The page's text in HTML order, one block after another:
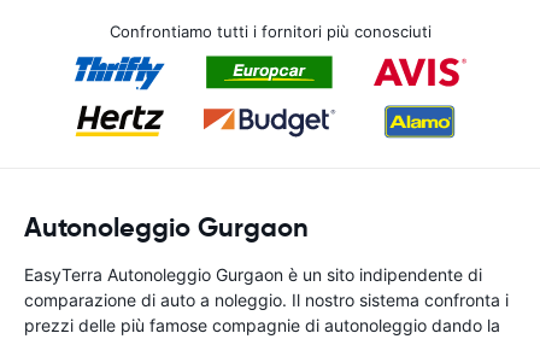
Confrontiamo tutti i fornitori più conosciuti
Autonoleggio Gurgaon
EasyTerra Autonoleggio Gurgaon è un sito indipendente di
comparazione di auto a noleggio. Il nostro sistema confronta i
prezzi delle più famose compagnie di autonoleggio dando la